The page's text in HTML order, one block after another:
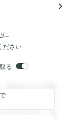
navigate_next
に
ださい
る
登録すると回答
を閲覧すること
ができます。登